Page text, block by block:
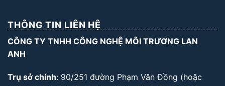
THÔNG TIN LIÊN HỆ
CÔNG TY TNHH CÔNG NGHỆ MÔI TRƯƠNG LAN
ANH
Trụ sở chính: 90/251 đường Phạm Văn Đồng (hoặc